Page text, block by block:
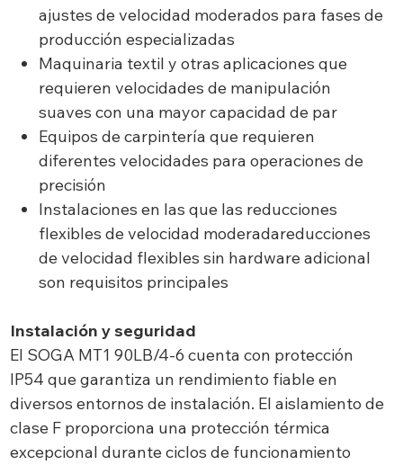
ajustes de velocidad moderados para fases de
producción especializadas
Maquinaria textil y otras aplicaciones que
requieren velocidades de manipulación
suaves con una mayor capacidad de par
Equipos de carpintería que requieren
diferentes velocidades para operaciones de
precisión
Instalaciones en las que las reducciones
flexibles de velocidad moderadareducciones
de velocidad flexibles sin hardware adicional
son requisitos principales
Instalación y seguridad
El SOGA MT1 90LB/4-6 cuenta con protección
IP54 que garantiza un rendimiento fiable en
diversos entornos de instalación. El aislamiento de
clase F proporciona una protección térmica
excepcional durante ciclos de funcionamiento